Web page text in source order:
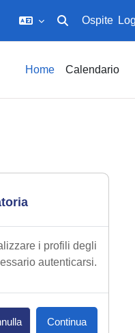
Attiva/disattiva
Ospite
Home Calendario
i profili degli
autenticarsi.
Continua